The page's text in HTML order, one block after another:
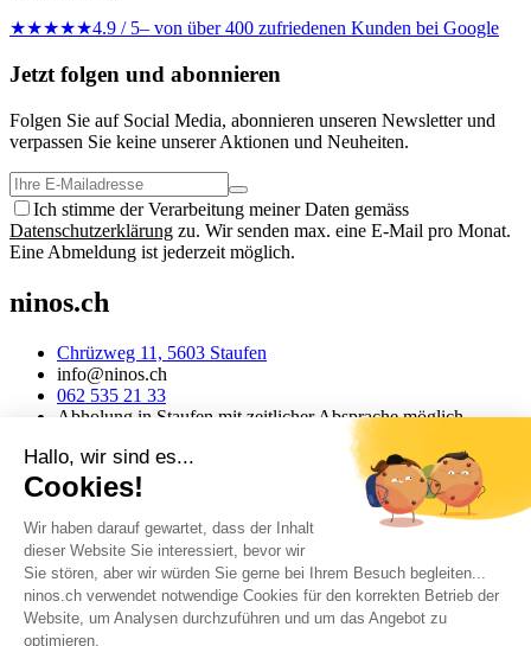
★★★★★4.9 / 5– von über 400 zufriedenen Kunden bei Google
Jetzt folgen und abonnieren
Folgen Sie auf Social Media, abonnieren unseren Newsletter und
verpassen Sie keine unserer Aktionen und Neuheiten.
Ich stimme der Verarbeitung meiner Daten gemäss
Datenschutzerklärung zu. Wir senden max. eine E-Mail pro Monat.
Eine Abmeldung ist jederzeit möglich.
ninos.ch
Chrüzweg 11, 5603 Staufen
info@ninos.ch
062 535 21 33
Abholung in Staufen mit zeitlicher Absprache möglich
Informationen
Über ninos.ch
AGB
Versandkosten & Lieferung
Rückgabe
Datenschutz
Impressum